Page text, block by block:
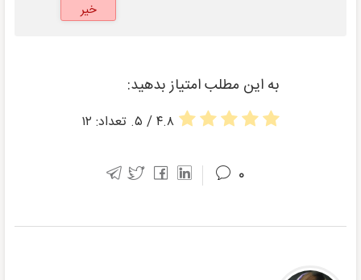
خیر
به این مطلب امتیاز بدهید:
۴.۸/ ۵. تعداد: ۱۲
۰